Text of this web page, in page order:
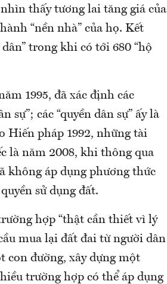
thấy tương lai tăng giá của
“nền nhà” của họ. Kết
trong khi có tới 680 “hộ
1995, đã xác định các
sự”; các “quyền dân sự” ấy là
Hiến pháp 1992, những tài
là năm 2008, khi thông qua
không áp dụng phương thức
sử dụng đất.
hợp “thật cần thiết vì lý
mua lại đất đai từ người dân
con đường, xây dựng một
trường hợp có thể áp dụng